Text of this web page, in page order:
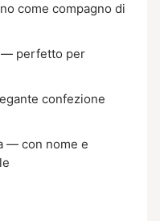
come compagno di
— perfetto per
confezione
— con nome e